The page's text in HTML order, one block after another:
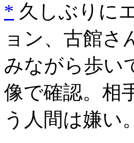
* 久しぶりに
ョン、古館さ
みながら歩い
像で確認。相
う人間は嫌い。